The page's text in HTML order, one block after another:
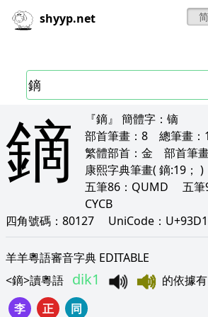
shyyp.net 简
鏑 『鏑』 簡體字： 镝
部首筆畫： 8 總筆畫：
繁體部首： 金 部首筆
康熙字典筆畫( 鏑:19； )
五筆86： QUMD 五筆
CYCB
四角號碼： 80127 UniCode： U+93D1
羊羊粵語審音字典 EDITABLE
<鏑>讀粵語 dik1 的依據有
李
正 同